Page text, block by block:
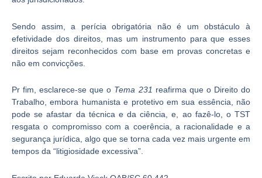
Sendo assim, a perícia obrigatória não é um obstáculo à
efetividade dos direitos, mas um instrumento para que esses
direitos sejam reconhecidos com base em provas concretas e
não em convicções.
Pr fim, esclarece-se que o Tema 231 reafirma que o Direito do
Trabalho, embora humanista e protetivo em sua essência, não
pode se afastar da técnica e da ciência, e, ao fazê-lo, o TST
resgata o compromisso com a coerência, a racionalidade e a
segurança jurídica, algo que se torna cada vez mais urgente em
tempos da “litigiosidade excessiva”.